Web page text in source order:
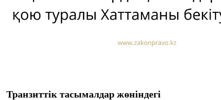
Транзиттік тасымалдар жөніндегі